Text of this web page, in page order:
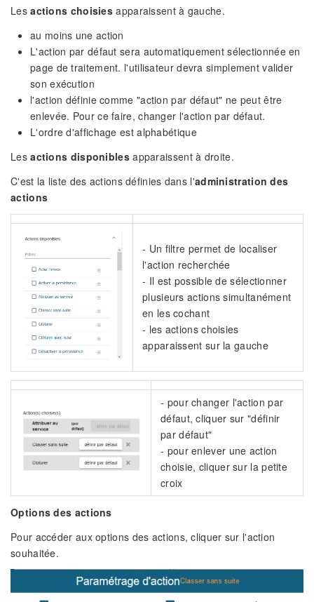
Lesactions choisies apparaissent à gauche.
au moins une action
L'action par défaut sera automatiquement sélectionnée en
page de traitement. l'utilisateur devra simplement valider
son exécution
l'action définie comme "action par défaut" ne peut être
enlevée. Pour ce faire, changer l'action par défaut.
L'ordre d'affichage est alphabétique
Lesactions disponiblesapparaissent à droite.
C'est la liste des actions définies dans l'administration des
actions
- Un filtre permet de localiser
l'action recherchée
- Il est possible de sélectionner
plusieurs actions simultanément
en les cochant
- les actions choisies
apparaissent sur la gauche
- pour changer l'action par
défaut, cliquer sur "définir
par défaut"
- pour enlever une action
choisie, cliquer sur la petite
croix
Options des actions
Pour accéder aux options des actions, cliquer sur l'action
souhaitée.